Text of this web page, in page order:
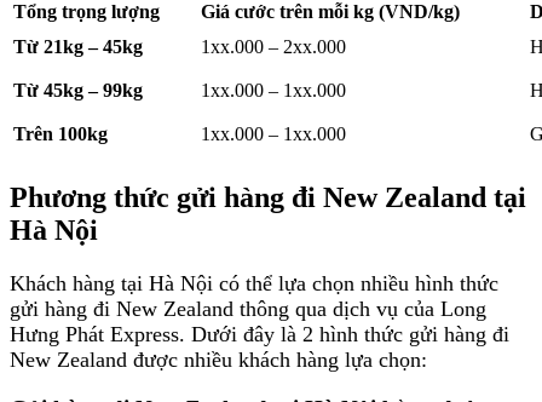
Tổng trọng lượng Giá cước trên mỗi kg (VND/kg)
Từ 21kg – 45kg
1xx.000 – 2xx.000
Từ 45kg – 99kg 1xx.000 – 1xx.000
Trên 100kg 1xx.000 – 1xx.000
Phương thức gửi hàng đi New Zealand tại
Hà Nội
Khách hàng tại Hà Nội có thể lựa chọn nhiều hình thức
gửi hàng đi New Zealand thông qua dịch vụ của Long
Hưng Phát Express. Dưới đây là 2 hình thức gửi hàng đi
New Zealand được nhiều khách hàng lựa chọn: